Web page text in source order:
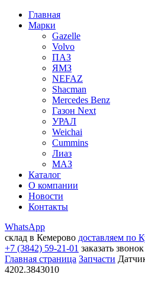
Главная
Марки
Gazelle
Volvo
ПАЗ
ЯМЗ
NEFAZ
Shacman
Mercedes Benz
Газон Next
УРАЛ
Weichai
Cummins
Лиаз
МАЗ
Каталог
О компании
Новости
Контакты
WhatsApp
склад в Кемерово доставляем по
+7 (3842) 59-21-01 заказать звонок
Главная страница Запчасти
4202.3843010